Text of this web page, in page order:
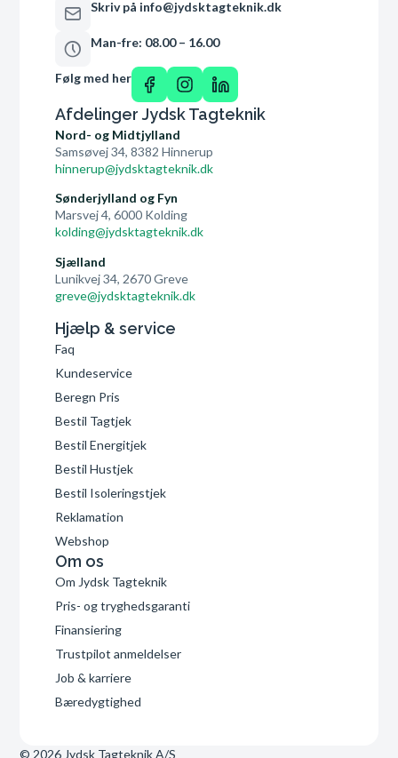
Skriv på info@jydsktagteknik.dk
Man-fre: 08.00 – 16.00
Følg med her
Afdelinger Jydsk Tagteknik
Nord- og Midtjylland
Samsøvej 34, 8382 Hinnerup
hinnerup@jydsktagteknik.dk
Sønderjylland og Fyn
Marsvej 4, 6000 Kolding
kolding@jydsktagteknik.dk
Sjælland
Lunikvej 34, 2670 Greve
greve@jydsktagteknik.dk
Hjælp & service
Faq
Kundeservice
Beregn Pris
Bestil Tagtjek
Bestil Energitjek
Bestil Hustjek
Bestil Isoleringstjek
Reklamation
Webshop
Om os
Om Jydsk Tagteknik
Pris- og tryghedsgaranti
Finansiering
Trustpilot anmeldelser
Job & karriere
Bæredygtighed
© 2026 Jydsk Tagteknik A/S